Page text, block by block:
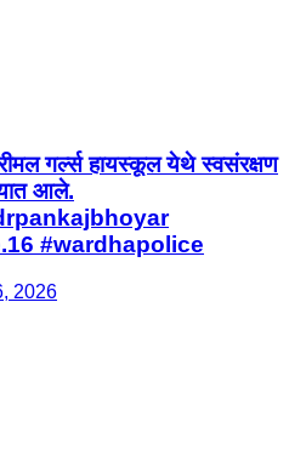
गर्ल्स हायस्कूल येथे स्वसंरक्षण
आले.
#wardhapolice
2026